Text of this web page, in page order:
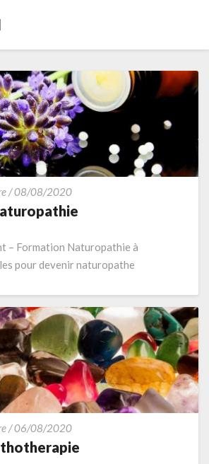
/08/08/2020Formation
Naturopathie
– Formation Naturopathie à
pour devenir naturopathe
/06/08/2020Formation
Lithotherapie